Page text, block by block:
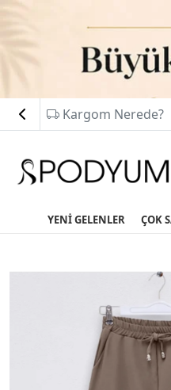
Kargom Nerede?
YENİ GELENLER ÇOK